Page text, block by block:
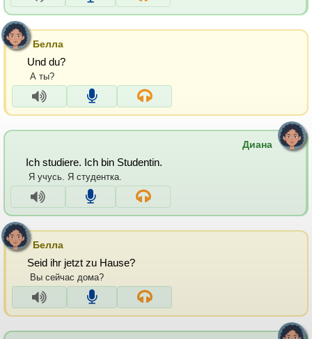
Белла
Und du?
А ты?
Диана
Ich studiere. Ich bin Studentin.
Я учусь. Я студентка.
Белла
Seid ihr jetzt zu Hause?
Вы сейчас дома?